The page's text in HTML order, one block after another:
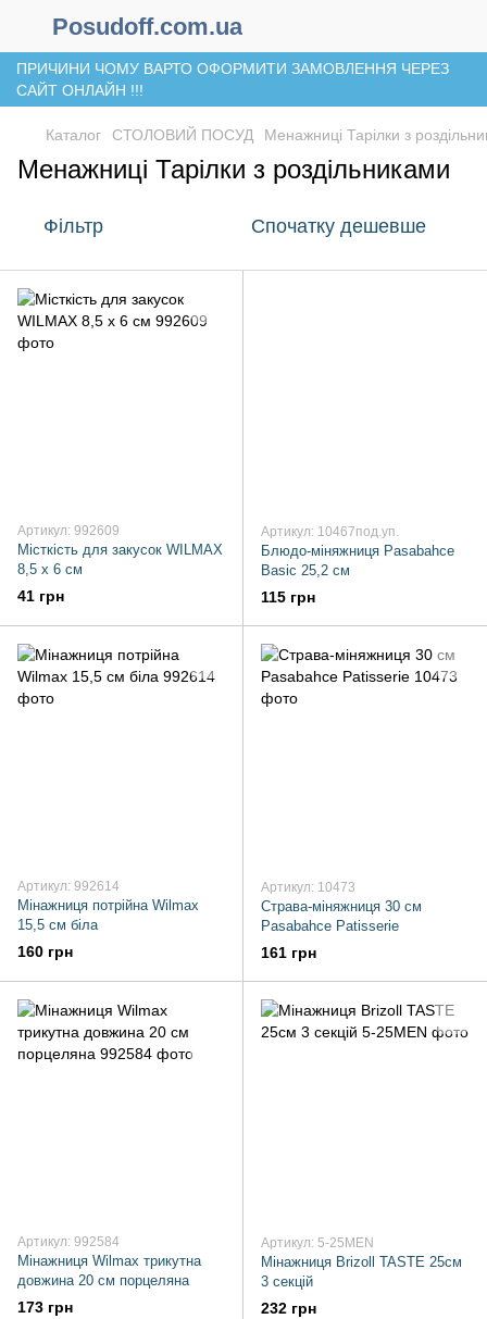
Posudoff.com.ua
ПРИЧИНИ ЧОМУ ВАРТО ОФОРМИТИ ЗАМОВЛЕННЯ ЧЕРЕЗ
САЙТ ОНЛАЙН !!!
Каталог СТОЛОВИЙ ПОСУД Менажниці Тарілки з
Менажниці Тарілки з роздільниками
Фільтр Спочатку дешевше
Артикул: 992609
Місткість для закусок WILMAX
8,5 x 6 см
41 грн
Артикул: 10467под.уп.
Блюдо-міняжниця Pasabahce
Basic 25,2 см
115 грн
Артикул: 992614
Мінажниця потрійна Wilmax
15,5 см біла
160 грн
Артикул: 10473
Страва-міняжниця 30 см
Pasabahce Patisserie
161 грн
Артикул: 992584
Мінажниця Wilmax трикутна
довжина 20 см порцеляна
173 грн
Артикул: 5-25MEN
Мінажниця Brizoll TASTE 25см
3 секцій
232 грн